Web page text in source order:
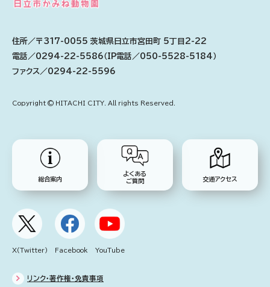
住所／〒317-0055 茨城県日立市宮田町 5丁目2-22
電話／0294-22-5586（IP電話／050-5528-5184）
ファクス／0294-22-5596
Copyright © HITACHI CITY. All rights Reserved.
総合案内
よくある
ご質問
交通アクセス
X(Twitter) Facebook YouTube
リンク・著作権・免責事項